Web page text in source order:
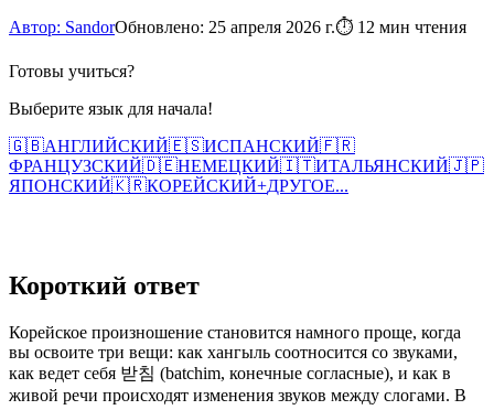
Автор: SandorОбновлено: 25 апреля 2026 г.⏱ 12 мин чтения
Готовы учиться?
Выберите язык для начала!
🇬🇧АНГЛИЙСКИЙ🇪🇸ИСПАНСКИЙ🇫🇷
ФРАНЦУЗСКИЙ🇩🇪НЕМЕЦКИЙ🇮🇹ИТАЛЬЯНСКИЙ🇯🇵
ЯПОНСКИЙ🇰🇷КОРЕЙСКИЙ+ДРУГОЕ...
Короткий ответ
Корейское произношение становится намного проще, когда
вы освоите три вещи: как хангыль соотносится со звуками,
как ведет себя 받침 (batchim, конечные согласные), и как в
живой речи происходят изменения звуков между слогами. В